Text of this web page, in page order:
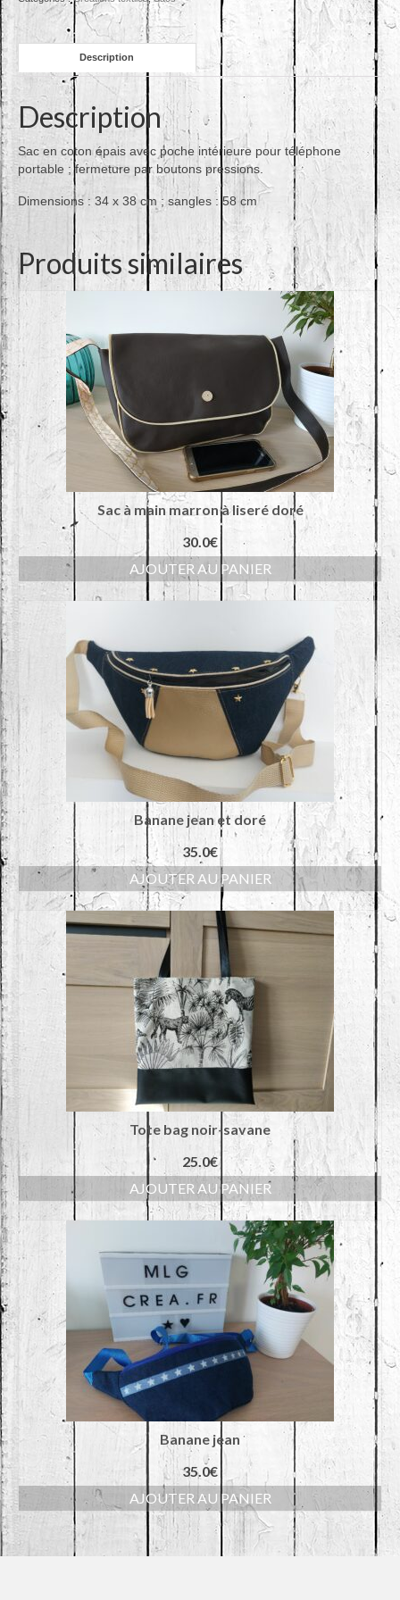
roses
Description
Description
Sac en coton épais avec poche intérieure pour téléphone
portable ; fermeture par boutons pressions.
Dimensions : 34 x 38 cm ; sangles : 58 cm
Produits similaires
Sac à main marron à liseré doré
30.0€
AJOUTER AU PANIER
Banane jean et doré
35.0€
AJOUTER AU PANIER
Tote bag noir-savane
25.0€
AJOUTER AU PANIER
Banane jean
35.0€
AJOUTER AU PANIER